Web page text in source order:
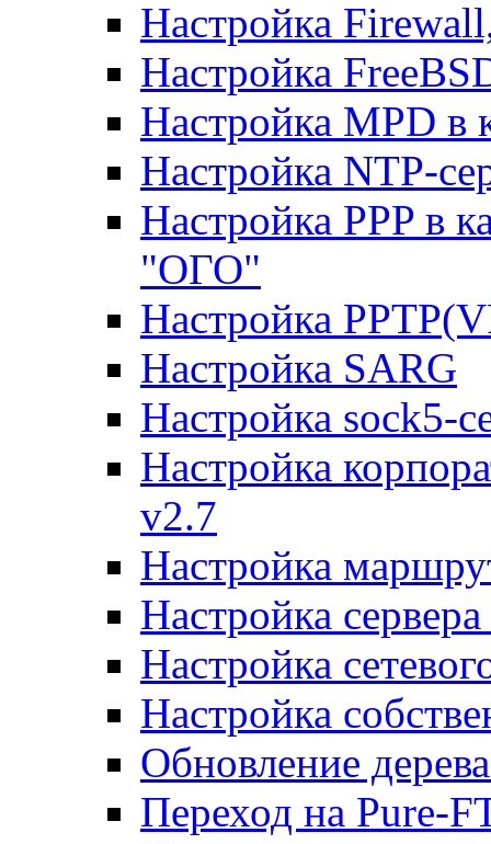
Настройка
Настройка
Настройка MPD в
Настройка NTP-
Настройка PPP в
"ОГО"
Настройка
Настройка SARG
Настройка sock5-
Настройка
v2.7
Настройка
Настройка
Настройка
Настройка
Обновление
Переход на Pure-